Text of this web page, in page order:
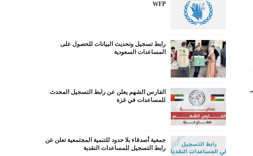
WFP
رابط تسجيل وتحديث البيانات للحصول على
المساعدات السعودية
الفارس الشهم يعلن عن رابط التسجيل المحدث
للمساعدات في غزة
جمعية أصدقاء بلا حدود للتنمية المجتمعية تعلن عن
رابط التسجيل للمساعدات النقدية